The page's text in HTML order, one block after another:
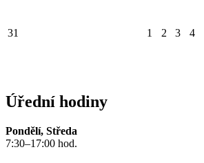
31 1 2 3 4
Úřední hodiny
Pondělí, Středa
7:30–17:00 hod.